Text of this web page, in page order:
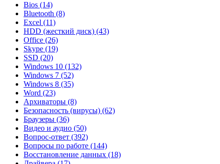
Bios (14)
Bluetooth (8)
Excel (11)
HDD (жесткий диск) (43)
Office (26)
Skype (19)
SSD (20)
Windows 10 (132)
Windows 7 (52)
Windows 8 (35)
Word (23)
Архиваторы (8)
Безопасность (вирусы) (62)
Браузеры (36)
Видео и аудио (50)
Вопрос-ответ (392)
Вопросы по работе (144)
Восстановление данных (18)